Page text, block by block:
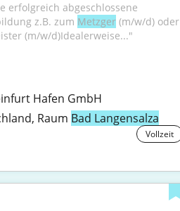
erfolgreich abgeschlossene
z.B. zum Metzger (m/w/d) oder
(m/w/d)Idealerweise..."
Hafen GmbH
Raum Bad Langensalza
Vollzeit